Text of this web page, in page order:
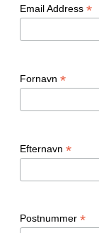
Email Address *
Fornavn *
Efternavn *
Postnummer *